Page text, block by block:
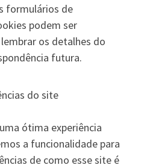
formulários de
podem ser
os detalhes do
futura.
do site
ótima experiência
a funcionalidade para
de como esse site é